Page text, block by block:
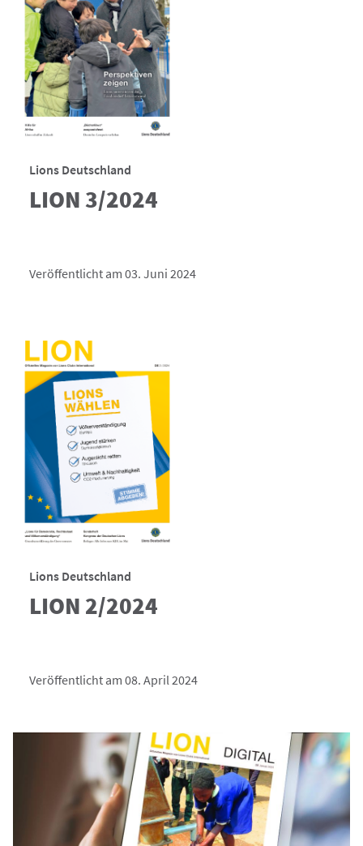
Lions Deutschland
LION 3/2024
Veröffentlicht am 03. Juni 2024
Lions Deutschland
LION 2/2024
Veröffentlicht am 08. April 2024